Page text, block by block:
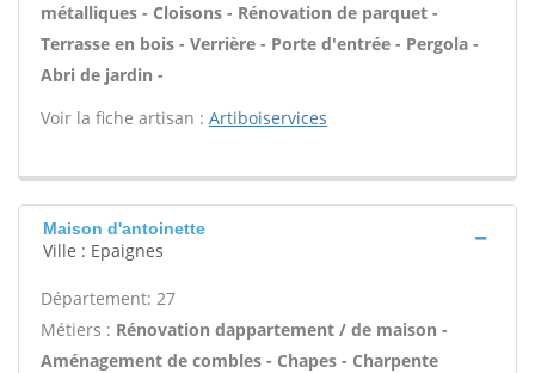
métalliques - Cloisons - Rénovation de parquet -
Terrasse en bois - Verrière - Porte d'entrée - Pergola -
Abri de jardin -
Voir la fiche artisan : Artiboiservices
Maison d'antoinette
Ville : Epaignes
Département: 27
Métiers : Rénovation dappartement / de maison -
Aménagement de combles - Chapes - Charpente